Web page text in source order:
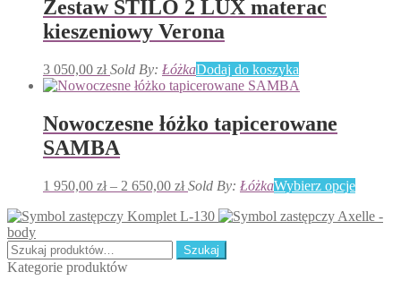
Zestaw STILO 2 LUX materac
kieszeniowy Verona
3 050,00 zł Sold By: ŁóżkaDodaj do koszyka
Nowoczesne łóżko tapicerowane
SAMBA
1 950,00 zł – 2 650,00 złZakres
od
950,00 zł
Sold By: ŁóżkaWybierz opcjeTen
ma
Komplet L-130
Axelle -
body
Szukaj:
Szukaj
Kategorie produktów